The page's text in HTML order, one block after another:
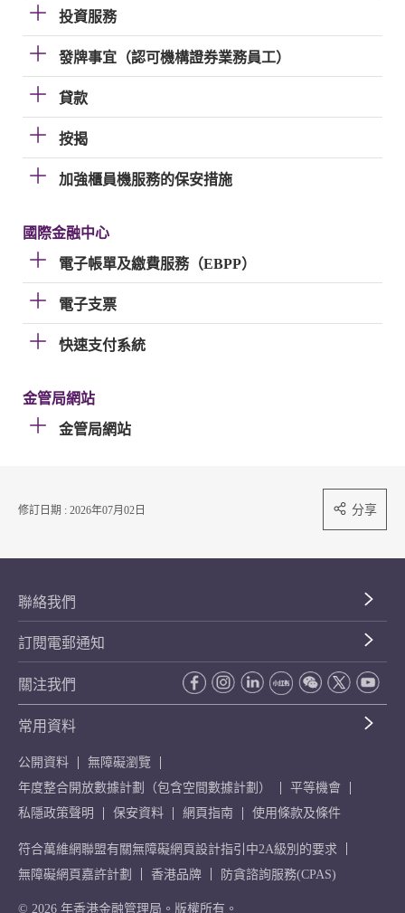
投資服務
發牌事宜（認可機構證券業務員工）
貸款
按揭
加強櫃員機服務的保安措施
國際金融中心
電子帳單及繳費服務（EBPP）
電子支票
快速支付系統
金管局網站
金管局網站
修訂日期 : 2026年07月02日 分享
聯絡我們
訂閱電郵通知
關注我們
常用資料
公開資料
無障礙瀏覽
年度整合開放數據計劃（包含空間數據計劃）
平等機會
私隱政策聲明
保安資料 網頁指南 使用條款及條件
符合萬維網聯盟有關無障礙網頁設計指引中2A級別的要求
無障礙網頁嘉許計劃
香港品牌 防貪諮詢服務(CPAS)
© 2026 年香港金融管理局。版權所有。